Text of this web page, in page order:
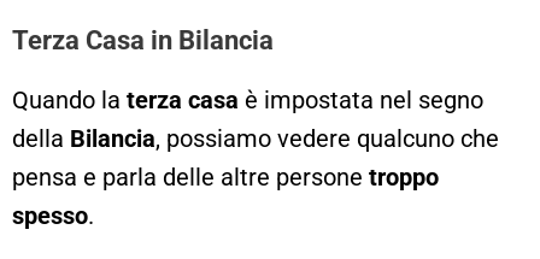
Terza Casa in Bilancia
Quando la terza casa è impostata nel segno
della Bilancia, possiamo vedere qualcuno che
pensa e parla delle altre persone troppo
spesso.